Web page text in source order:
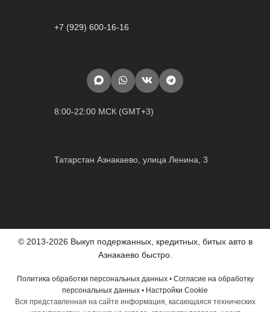
+7 (929) 600-16-16
8:00-22:00 МСК (GMT+3)
Татарстан Азнакаево, улица Ленина, 3
© 2013-2026 Выкуп подержанных, кредитных, битых авто в
Азнакаево быстро.
Политика обработки персональных данных• Согласие на обработку
персональных данных • Настройки Cookie
Вся представленная на сайте информация, касающаяся технических